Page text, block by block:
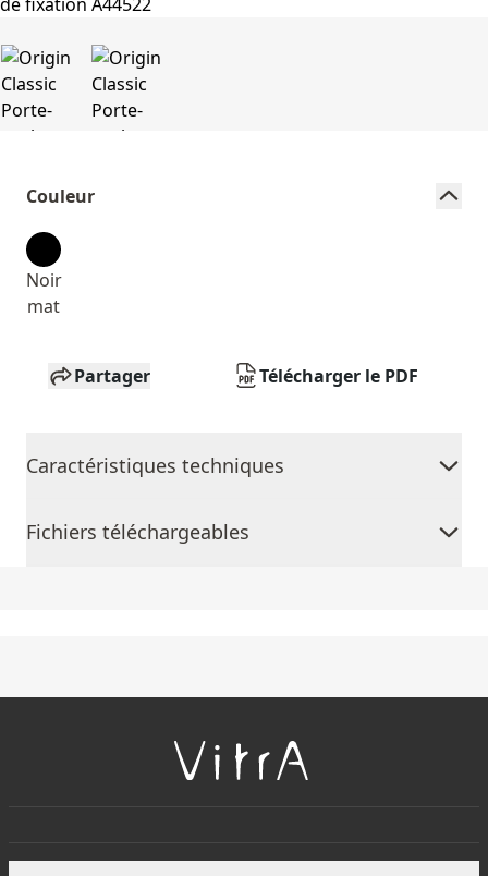
Couleur
Noir
mat
Partager Télécharger le PDF
Caractéristiques techniques
Fichiers téléchargeables